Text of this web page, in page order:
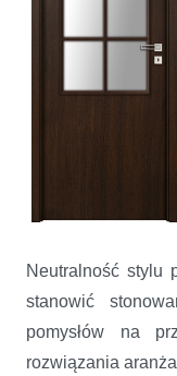
Neutralność stylu
stanowić
pomysłów na
rozwiązania